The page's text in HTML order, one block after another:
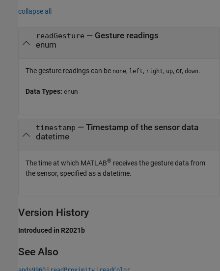
collapse all
readGesture — Gesture readings
enum
The gesture readings can be none, left, right, up, or, down.
Data Types: enum
timestamp — Timestamp of the sensor data
datetime
The time at which MATLAB® receives the gesture data from
the sensor, specified as a datetime.
Version History
Introduced in R2021b
See Also
| |